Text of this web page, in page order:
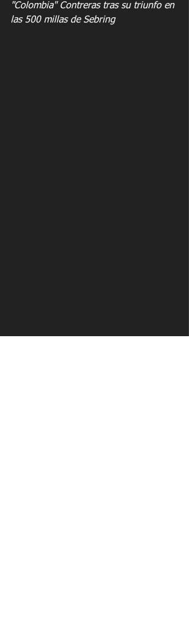
"Colombia" Contreras tras su triunfo en
las 500 millas de Sebring